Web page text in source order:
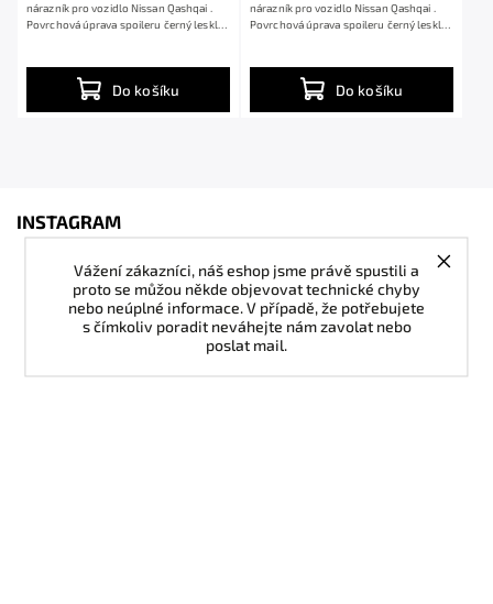
Vážení zákazníci, náš eshop jsme právě spustili a
proto se můžou někde objevovat technické chyby
nebo neúplné informace. V případě, že potřebujete
s čímkoliv poradit neváhejte nám zavolat nebo
poslat mail.
Do košíku
nárazník pro vozidlo Nissan Qashqai .
Povrchová úprava spoileru černý lesklý
Do košíku
nárazník pro vozidlo Nissan Qashqai .
Povrchová úprava spoileru černý lesklý
INSTAGRAM